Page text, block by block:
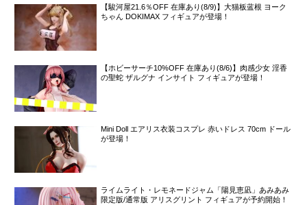
【駿河屋21.6％OFF 在庫あり(8/9)】大猫板蓝根 ヨーク
ちゃん DOKIMAX フィギュアが登場！
【ホビーサーチ10%OFF 在庫あり(8/6)】肉感少女 淫香
の聖蛇 ザルグナ インサイト フィギュアが登場！
Mini Doll エアリス衣装コスプレ 赤いドレス 70cm ドール
が登場！
ライムライト・レモネードジャム「陽見恵凪」あみあみ
限定版/通常版 アリスグリント フィギュアが予約開始！